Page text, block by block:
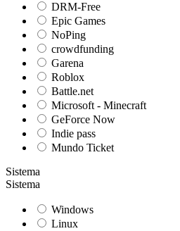
DRM-Free
Epic Games
NoPing
crowdfunding
Garena
Roblox
Battle.net
Microsoft - Minecraft
GeForce Now
Indie pass
Mundo Ticket
Sistema
Sistema
Windows
Linux